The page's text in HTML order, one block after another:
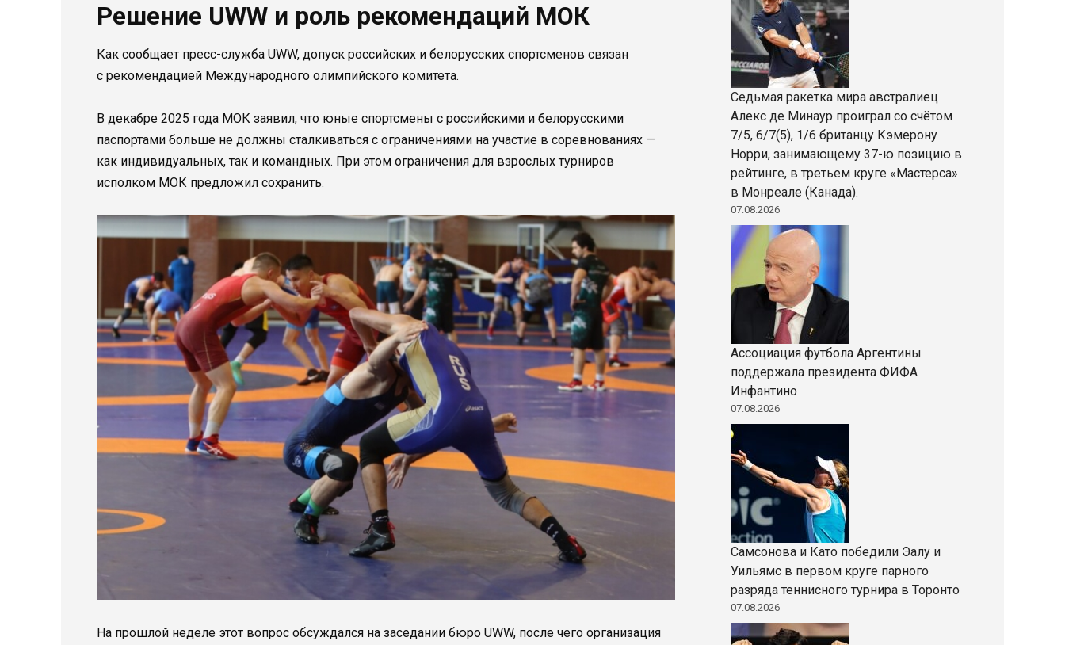
Решение UWW и роль рекомендаций МОК
Как сообщает пресс-служба UWW, допуск российских и белорусских спортсменов связан
с рекомендацией Международного олимпийского комитета.
В декабре 2025 года МОК заявил, что юные спортсмены с российскими и белорусскими
паспортами больше не должны сталкиваться с ограничениями на участие в соревнованиях —
как индивидуальных, так и командных. При этом ограничения для взрослых турниров
исполком МОК предложил сохранить.
На прошлой неделе этот вопрос обсуждался на заседании бюро UWW, после чего организация
Седьмая ракетка мира австралиец
Алекс де Минаур проиграл со счётом
7/5, 6/7(5), 1/6 британцу Кэмерону
Норри, занимающему 37-ю позицию в
рейтинге, в третьем круге «Мастерса»
в Монреале (Канада).
07.08.2026
Ассоциация футбола Аргентины
поддержала президента ФИФА
Инфантино
07.08.2026
Самсонова и Като победили Эалу и
Уильямс в первом круге парного
разряда теннисного турнира в Торонто
07.08.2026